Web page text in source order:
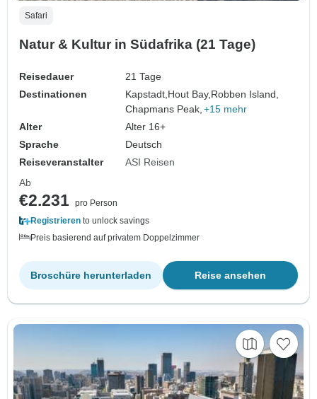
Safari
Natur & Kultur in Südafrika (21 Tage)
Reisedauer
21 Tage
Destinationen
Kapstadt, Hout Bay, Robben Island,
Chapmans Peak, +15 mehr
Alter
Alter 16+
Sprache
Deutsch
Reiseveranstalter
ASI Reisen
Ab
€2.231 pro Person
Registrieren to unlock savings
Preis basierend auf privatem Doppelzimmer
Reise ansehen
Broschüre herunterladen